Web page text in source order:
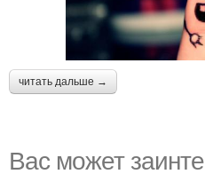
читать дальше →
Вас может